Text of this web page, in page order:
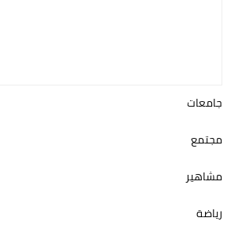
جامعات
مجتمع
مشاهير
رياضة